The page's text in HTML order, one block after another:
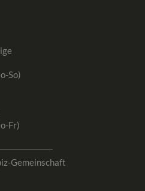
So)
Fr)
Gemeinschaft